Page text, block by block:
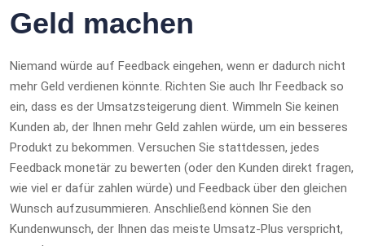
Geld machen
Niemand würde auf Feedback eingehen, wenn er dadurch nicht
mehr Geld verdienen könnte. Richten Sie auch Ihr Feedback so
ein, dass es der Umsatzsteigerung dient. Wimmeln Sie keinen
Kunden ab, der Ihnen mehr Geld zahlen würde, um ein besseres
Produkt zu bekommen. Versuchen Sie stattdessen, jedes
Feedback monetär zu bewerten (oder den Kunden direkt fragen,
wie viel er dafür zahlen würde) und Feedback über den gleichen
Wunsch aufzusummieren. Anschließend können Sie den
Kundenwunsch, der Ihnen das meiste Umsatz-Plus verspricht,